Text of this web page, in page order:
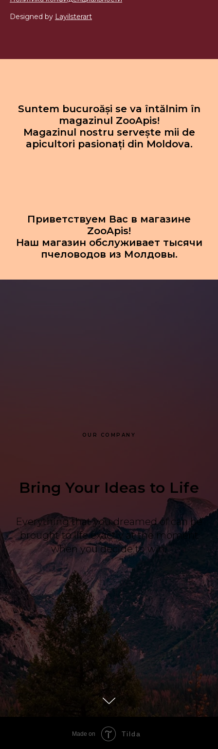
Designed by Layilsterart
Suntem bucuroăși se va întălnim în
magazinul ZooApis!
Magazinul nostru servește mii de
apicultori pasionați din Moldova.
Приветствуем Вас в магазине
ZooApis!
Наш магазин обслуживает тысячи
пчеловодов из Молдовы.
OUR COMPANY
Bring Your Ideas to Life
Everything that you dreamed of can be
brought to life exactly at the moment
when you decide to win.
Made on Tilda